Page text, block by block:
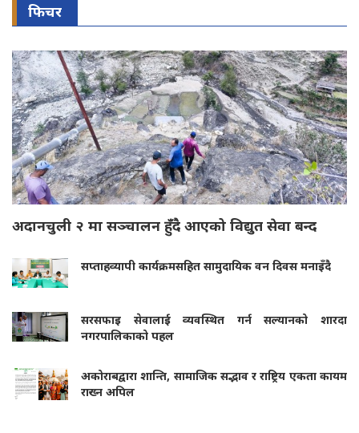
फिचर
अदानचुली २ मा सञ्चालन हुँदै आएको विद्युत सेवा बन्द
सप्ताहव्यापी कार्यक्रमसहित सामुदायिक वन दिवस मनाइँदै
सरसफाइ सेवालाई व्यवस्थित गर्न सल्यानको शारदा
नगरपालिकाको पहल
अकोराबद्वारा शान्ति, सामाजिक सद्भाव र राष्ट्रिय एकता कायम
राख्न अपिल